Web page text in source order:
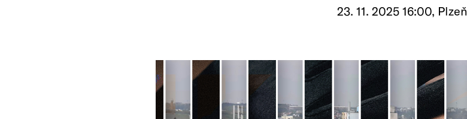
23. 11. 2025 16:00, Plzeň